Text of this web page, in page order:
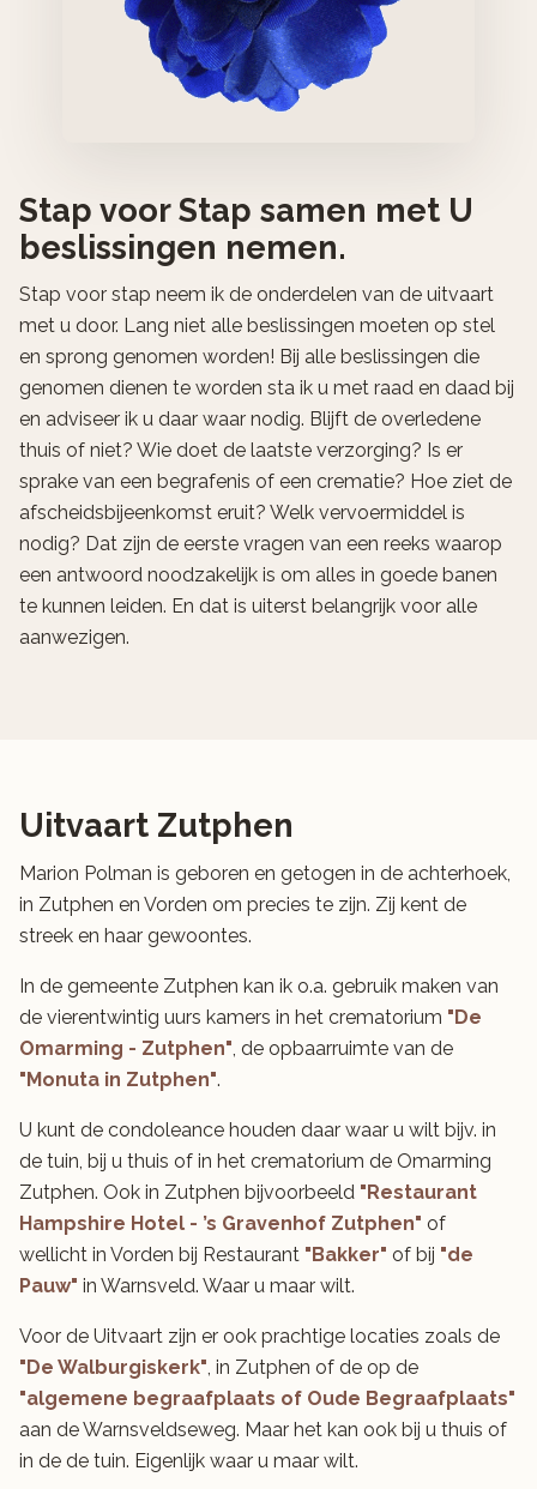
Stap voor Stap samen met U
beslissingen nemen.
Stap voor stap neem ik de onderdelen van de uitvaart
met u door. Lang niet alle beslissingen moeten op stel
en sprong genomen worden! Bij alle beslissingen die
genomen dienen te worden sta ik u met raad en daad bij
en adviseer ik u daar waar nodig. Blijft de overledene
thuis of niet? Wie doet de laatste verzorging? Is er
sprake van een begrafenis of een crematie? Hoe ziet de
afscheidsbijeenkomst eruit? Welk vervoermiddel is
nodig? Dat zijn de eerste vragen van een reeks waarop
een antwoord noodzakelijk is om alles in goede banen
te kunnen leiden. En dat is uiterst belangrijk voor alle
aanwezigen.
Uitvaart Zutphen
Marion Polman is geboren en getogen in de achterhoek,
in Zutphen en Vorden om precies te zijn. Zij kent de
streek en haar gewoontes.
In de gemeente Zutphen kan ik o.a. gebruik maken van
de vierentwintig uurs kamers in het crematorium "De
Omarming - Zutphen" , de opbaarruimte van de
"Monuta in Zutphen".
U kunt de condoleance houden daar waar u wilt bijv. in
de tuin, bij u thuis of in het crematorium de Omarming
Zutphen. Ook in Zutphen bijvoorbeeld "Restaurant
Hampshire Hotel - ’s Gravenhof Zutphen" of
wellicht in Vorden bij Restaurant "Bakker" of bij "de
Pauw" in Warnsveld. Waar u maar wilt.
Voor de Uitvaart zijn er ook prachtige locaties zoals de
"De Walburgiskerk" , in Zutphen of de op de
"algemene begraafplaats of Oude Begraafplaats"
aan de Warnsveldseweg. Maar het kan ook bij u thuis of
in de de tuin. Eigenlijk waar u maar wilt.